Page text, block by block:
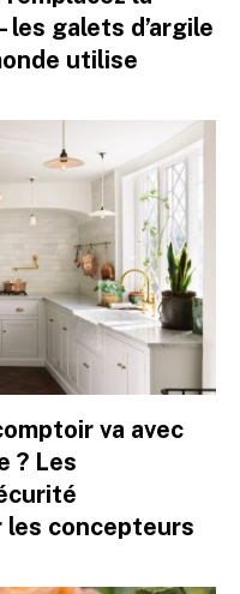
les galets d’argile
utilise
va avec
? Les
les concepteurs